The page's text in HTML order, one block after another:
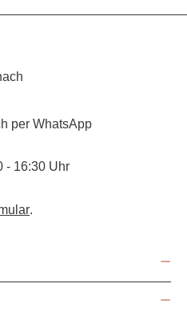
per WhatsApp
- 16:30 Uhr
.